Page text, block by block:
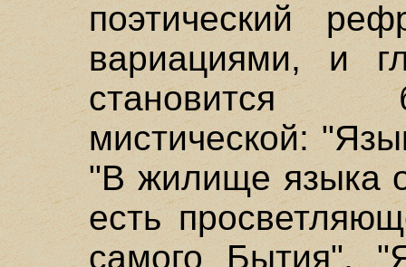
поэтический
вариациями, и
становится
мистической:
"В жилище языка
есть
самого Бытия",